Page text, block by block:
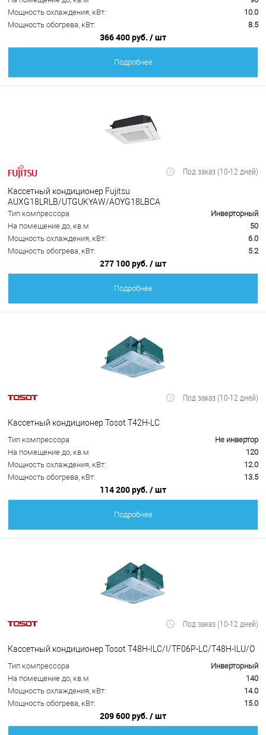
Мощность охлаждения, кВт:
10.0
Мощность обогрева, кВт:
8.5
366 400 руб. / шт
Подробнее
Под заказ (10-12 дней)
Кассетный кондиционер Fujitsu
AUXG18LRLB/UTGUKYAW/AOYG18LBCA
Тип компрессора
Инверторный
На помещение до, кв.м
50
Мощность охлаждения, кВт:
6.0
Мощность обогрева, кВт:
5.2
277 100 руб. / шт
Подробнее
Под заказ (10-12 дней)
Кассетный кондиционер Tosot T42H-LC
Тип компрессора
Не инвертор
На помещение до, кв.м
120
Мощность охлаждения, кВт:
12.0
Мощность обогрева, кВт:
13.5
114 200 руб. / шт
Подробнее
Под заказ (10-12 дней)
Кассетный кондиционер Tosot T48H-ILC/I/TF06P-LC/T48H-ILU/O
Тип компрессора
Инверторный
На помещение до, кв.м
140
Мощность охлаждения, кВт:
14.0
Мощность обогрева, кВт:
15.0
209 600 руб. / шт